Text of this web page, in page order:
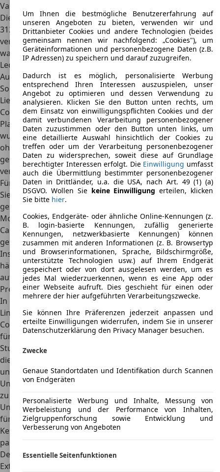
Varianten
Die Auswahl an verschiedenen Varianten des Wartburg
312 war überschaubar: Es gab keine Möglichkeit zwischen
verschiedenen Motorisierungen zu wählen , ebenso wenig
waren verschiedenen Ausstattungsvarianten erhältlich.
Lediglich verschiedene Karosserieformen standen zur
Auswahl.
So wurden eineLimousine, ein fünftüriger Kombi, ein
Lieferwagen mit offener Pickup-Ladefläche, ein zweitüriges
Coupé sowie ein viersitziges Cabrioletangeboten. Die
Plattform, auf der die Karosserie einfach aufgesetzt
wurde, blieb dabei immer die gleiche. Das Cabriolet konnte
ohne zusätzlichen Konstruktionsaufwand von den
geschlossenen Limousinen abgeleitet werden und
verfügte über eine Faltdacheinlage.
Für den Kombi gab es die sogenannte „Camping“-Variante
Sie unterschied sich durch die bis in den Dachaufbau
gezogene Seitenverglasung im Heck von den anderen
Modellen. Solche Sonderkonstruktionen, aber auch
Cabrios und Coupés besitzen bis heute aufgrund der
geringen Produktionszahlen einen hohen Seltenheitswert.
Insgesamt wurden die Stufenhecklimousinen am
häufigsten hergestellt, alle anderen Karosserieformen sind
auf dem Gebrauchtwagenmarkt nur schwer zu finden.
Preis
In den 1960er-Jahren war der Wartburg 312 als Standard-
Limousine ab rund 16.000 DM zu bekommen, für das
Coupé mit Hardtop zahlte man etwa 25.000 DM. Die Preise
für Gebrauchtwagen variieren sehr stark. Modelle mit
Stufenheck sind schon für unter 1.000 Euro erhältlich. Für
die seltenen Modelle, wie z.B. das Coupé zahlen die Käufer
und Käuferinnen bis zu 30.000 Euro.
Um den Wartburg im öffentlichen Straßenverkehr fahren
zu dürfen, benötigt man ein
Oldtimer-Kennzeichen
Umweltplakette hingegen ist nicht notwendig. Die Kosten
für das Kennzeichen betragen 40 Euro. Durch dieses H-
Kennzeichen lässt sich bei der Kfz-Steuer sparen, die
pauschal rund 190 Euro im Jahr beträgt.
Design
Exterieur
Um Ihnen die bestmögliche Benutzererfahrung auf
unseren Angeboten zu bieten, verwenden wir und
Drittanbieter Cookies und andere Technologien (beides
gemeinsam nennen wir nachfolgend: „Cookies"), um
Geräteinformationen und personenbezogene Daten (z.B.
IP Adressen) zu speichern und darauf zuzugreifen.
Dadurch ist es möglich, personalisierte Werbung
entsprechend Ihren Interessen auszuspielen, unser
Angebot zu optimieren und dessen Verwendung zu
analysieren. Klicken Sie den Button unten rechts, um
dem Einsatz von einwilligungspflichten Cookies und der
damit verbundenen Verarbeitung personenbezogener
Daten zuzustimmen oder den Button unten links, um
eine detaillierte Auswahl hinsichtlich der Cookies zu
treffen oder um der Verarbeitung personenbezogener
Daten zu widersprechen, soweit diese auf Grundlage
berechtigter Interessen erfolgt. Die Einwilligung umfasst
auch die Übermittlung bestimmter personenbezogener
Daten in Drittländer, u.a. die USA, nach Art. 49 (1) (a)
DSGVO. Wollen Sie keine Einwilligung erteilen, klicken
Sie bitte hier.
Cookies, Endgeräte- oder ähnliche Online-Kennungen (z.
B. login-basierte Kennungen, zufällig generierte
Kennungen, netzwerkbasierte Kennungen) können
zusammen mit anderen Informationen (z. B. Browsertyp
und Browserinformationen, Sprache, Bildschirmgröße,
unterstützte Technologien usw.) auf Ihrem Endgerät
gespeichert oder von dort ausgelesen werden, um es
jedes Mal wiederzuerkennen, wenn es eine App oder
einer Webseite aufruft. Dies geschieht für einen oder
mehrere der hier aufgeführten Verarbeitungszwecke.
Sie können Ihre Präferenzen jederzeit anpassen und
erteilte Einwilligungen widerrufen, indem Sie in unserer
Datenschutzerklärung den Privacy Manager besuchen.
Zwecke
Genaue Standortdaten und Identifikation durch Scannen
von Endgeräten
Personalisierte Werbung und Inhalte, Messung von
Werbeleistung und der Performance von Inhalten,
Zielgruppenforschung sowie Entwicklung und
Verbesserung von Angeboten
Essentielle Seitenfunktionen